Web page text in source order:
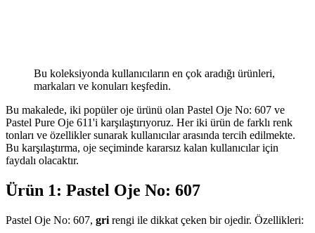
Bu koleksiyonda kullanıcıların en çok aradığı ürünleri,
markaları ve konuları keşfedin.
Bu makalede, iki popüler oje ürünü olan Pastel Oje No: 607 ve
Pastel Pure Oje 611'i karşılaştırıyoruz. Her iki ürün de farklı renk
tonları ve özellikler sunarak kullanıcılar arasında tercih edilmekte.
Bu karşılaştırma, oje seçiminde kararsız kalan kullanıcılar için
faydalı olacaktır.
Ürün 1: Pastel Oje No: 607
Pastel Oje No: 607, gri rengi ile dikkat çeken bir ojedir. Özellikleri: